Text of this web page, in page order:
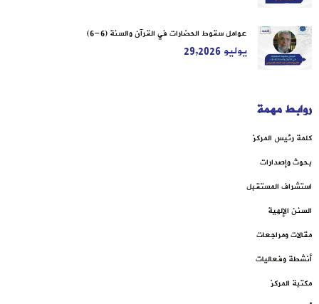
عوامل سقوط الحضارات في القرآن والسنة (6-6)
يوليو 29,2026
روابط مهمة
كلمة رئيس المركز
بحوث وإصدارات
استشراف المستقبل
السنن الإلهية
مقالات ومراجعات
أنشطة وفعاليات
مكتبة المركز